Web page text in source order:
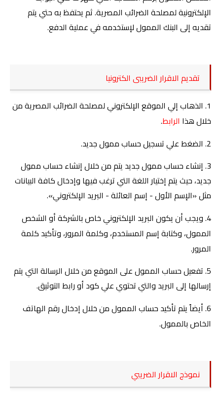
الإلكترونية لمصلحة الضرائب المصرية. ثم يحتفظ به حتي يتم
تقديه إلى البنك الممول لإستخدمه في عملية الدفع.
تقديم الاقرار الضريبى الكترونيا
1. الذهاب إلي الموقع الإلكتروني لمصلحة الضرائب المصرية من
خلال هذا الرابط.
2. الضغط علي تسجيل حساب ممول جديد
.
3. إنشاء حساب ممول جديد يتم من خلال إنشاء حساب ممول
جديد، حيث يتم إختيار اللغة التي ترغب فيها وإدخال كافة البيانات
مثل «الإسم الأول - إسم العائلة - البريد الإلكتروني».
4. ويجب أن يكون البريد الإلكتروني خاص بالشركة أو الشخص
الممول، وكتابة إسم المستخدم، وكلمة المرور، وتأكيد كلمة
المرور.
5. تفعيل حساب الممول على الموقع من خلال الرسالة التي يتم
إرسالها إلى البريد والتي تحتوي علي كود أو رابط التوثيق.
6. أيضاً يتم تأكيد حساب الممول من خلال إدخال رقم الهاتف
الخاص بالممول.
نموذج الاقرار الضريبي